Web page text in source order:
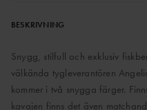
BESKRIVNING
Snygg, stilfull och exklusiv
välkända tygleverantören
kommer i två snygga färger.
kavajen finns det även